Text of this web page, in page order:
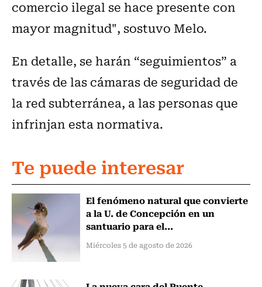
comercio ilegal se hace presente con
mayor magnitud", sostuvo Melo.
En detalle, se harán “seguimientos” a
través de las cámaras de seguridad de
la red subterránea, a las personas que
infrinjan esta normativa.
Te puede interesar
El fenómeno natural que convierte
a la U. de Concepción en un
santuario para el...
Miércoles 5 de agosto de 2026